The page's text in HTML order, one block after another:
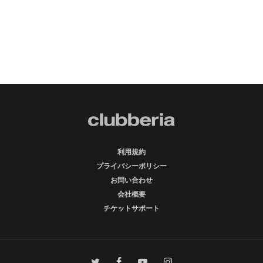
利用規約
プライバシーポリシー
お問い合わせ
会社概要
チケットサポート